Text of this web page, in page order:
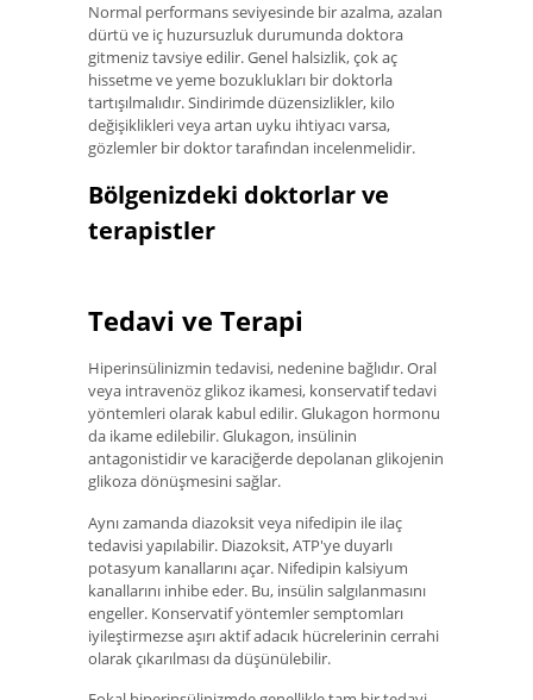
Normal performans seviyesinde bir azalma, azalan
dürtü ve iç huzursuzluk durumunda doktora
gitmeniz tavsiye edilir. Genel halsizlik, çok aç
hissetme ve yeme bozuklukları bir doktorla
tartışılmalıdır. Sindirimde düzensizlikler, kilo
değişiklikleri veya artan uyku ihtiyacı varsa,
gözlemler bir doktor tarafından incelenmelidir.
Bölgenizdeki doktorlar ve
terapistler
Tedavi ve Terapi
Hiperinsülinizmin tedavisi, nedenine bağlıdır. Oral
veya intravenöz glikoz ikamesi, konservatif tedavi
yöntemleri olarak kabul edilir. Glukagon hormonu
da ikame edilebilir. Glukagon, insülinin
antagonistidir ve karaciğerde depolanan glikojenin
glikoza dönüşmesini sağlar.
Aynı zamanda diazoksit veya nifedipin ile ilaç
tedavisi yapılabilir. Diazoksit, ATP'ye duyarlı
potasyum kanallarını açar. Nifedipin kalsiyum
kanallarını inhibe eder. Bu, insülin salgılanmasını
engeller. Konservatif yöntemler semptomları
iyileştirmezse aşırı aktif adacık hücrelerinin cerrahi
olarak çıkarılması da düşünülebilir.